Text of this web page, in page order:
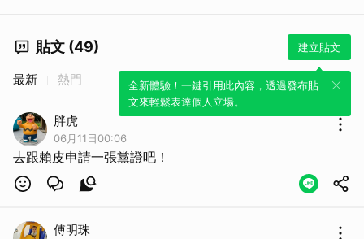
貼文 (49) 建立貼文
全新體驗！一鍵引用此內容，透過發布貼
文來輕鬆表達個人立場。
最新 熱門
胖虎
06月11日00:06
去跟賴皮申請一張黨證吧！
傅明珠